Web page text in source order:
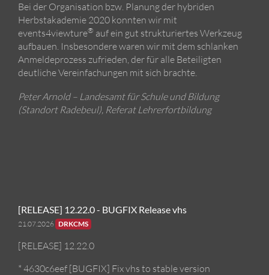
Bei der Organisation bzw. Planung der hybriden
Herbstakademie 2020 konnten wir mit
events4viewture® auf ein gut strukturiertes Werkzeug
aufbauen. Insbesondere waren wir mit dem schlanken
Anmeldeprozess zufrieden, der für alle Beteiligten
deutliche Vereinfachungen mit sich brachte.
Peter Arnold – Landesamt für Schule und Bildung
(Standort Radebeul), Referat Lehrerfortbildung
[RELEASE] 12.22.0 - BUGFIX Release vhs
21.07.2026 DRKCMS
[RELEASE] 12.22.0
* 4630c6eef [BUGFIX] Fix vhs to stable version